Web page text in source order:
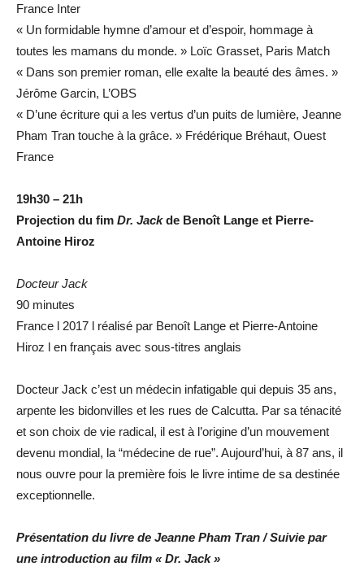
France Inter
« Un formidable hymne d’amour et d’espoir, hommage à
toutes les mamans du monde. » Loïc Grasset, Paris Match
« Dans son premier roman, elle exalte la beauté des âmes. »
Jérôme Garcin, L’OBS
« D’une écriture qui a les vertus d’un puits de lumière, Jeanne
Pham Tran touche à la grâce. » Frédérique Bréhaut, Ouest
France
19h30 – 21h
Projection du fim Dr. Jackde Benoît Lange et Pierre-
Antoine Hiroz
Docteur Jack
90 minutes
France l 2017 l réalisé par Benoît Lange et Pierre-Antoine
Hiroz l en français avec sous-titres anglais
Docteur Jack c’est un médecin infatigable qui depuis 35 ans,
arpente les bidonvilles et les rues de Calcutta. Par sa ténacité
et son choix de vie radical, il est à l’origine d’un mouvement
devenu mondial, la “médecine de rue”. Aujourd’hui, à 87 ans, il
nous ouvre pour la première fois le livre intime de sa destinée
exceptionnelle.
Présentation du livre de Jeanne Pham Tran / Suivie par
une introduction au film « Dr. Jack »